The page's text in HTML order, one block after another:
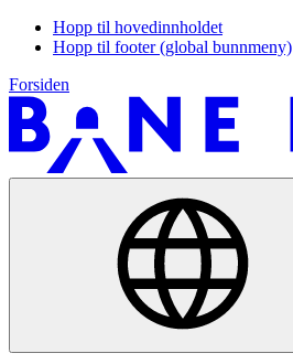
Hopp til hovedinnholdet
Hopp til footer (global bunnmeny)
Forsiden